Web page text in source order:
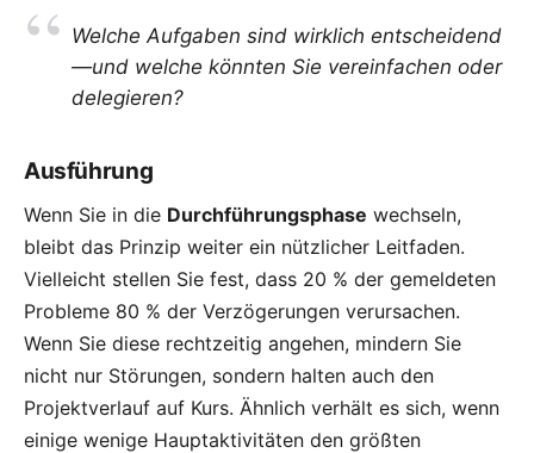
Welche Aufgaben sind wirklich entscheidend
—und welche könnten Sie vereinfachen oder
delegieren?
Ausführung
Wenn Sie in die Durchführungsphase wechseln,
bleibt das Prinzip weiter ein nützlicher Leitfaden.
Vielleicht stellen Sie fest, dass 20 % der gemeldeten
Probleme 80 % der Verzögerungen verursachen.
Wenn Sie diese rechtzeitig angehen, mindern Sie
nicht nur Störungen, sondern halten auch den
Projektverlauf auf Kurs. Ähnlich verhält es sich, wenn
einige wenige Hauptaktivitäten den größten